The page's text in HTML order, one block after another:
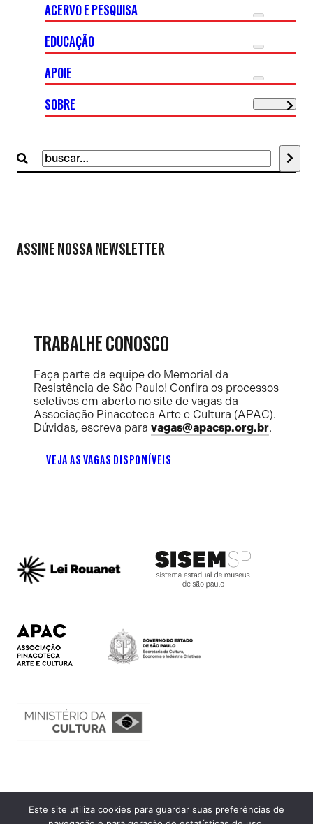
Buscar
por:
ACERVO E PESQUISA
EDUCAÇÃO
APOIE
SOBRE
ASSINE NOSSA NEWSLETTER
TRABALHE CONOSCO
Faça parte da equipe do Memorial da
Resistência de São Paulo! Confira os processos
seletivos em aberto no site de vagas da
Associação Pinacoteca Arte e Cultura (APAC).
Dúvidas, escreva para vagas@apacsp.org.br.
VEJA AS VAGAS DISPONÍVEIS
Ouvidoria
Este site utiliza cookies para guardar suas preferências de